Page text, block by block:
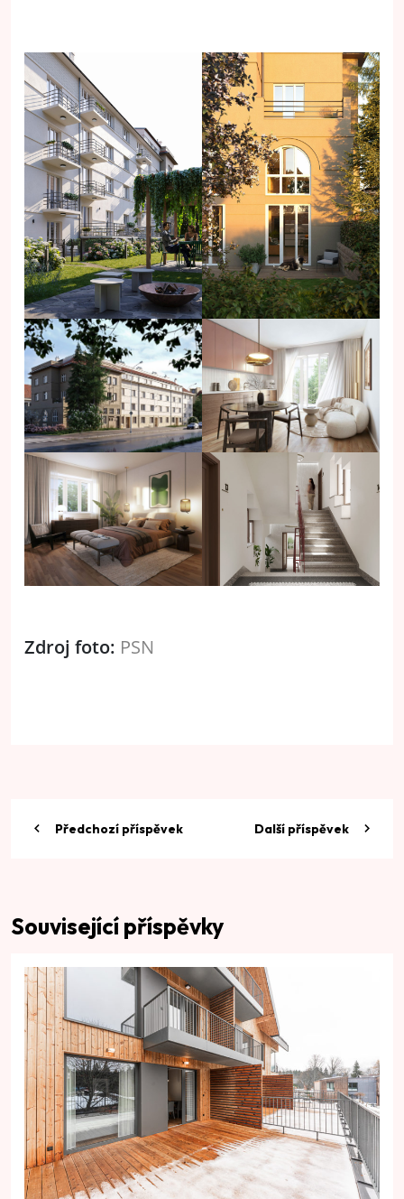
Zdroj foto: PSN
Předchozí příspěvek Další příspěvek
Související příspěvky